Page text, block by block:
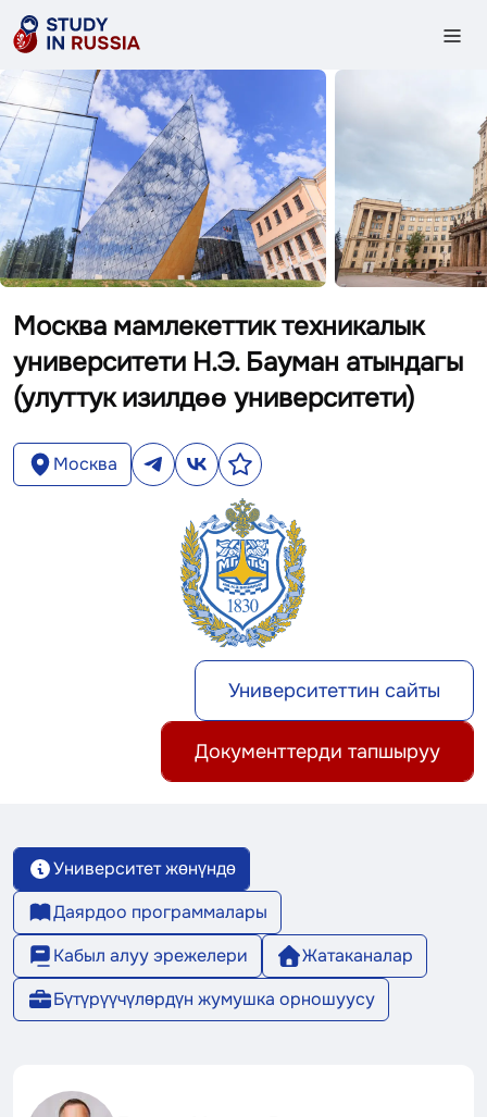
Москва мамлекеттик техникалык
университети Н.Э. Бауман атындагы
(улуттук изилдөө университети)
Москва
Университеттин сайты
Документтерди тапшыруу
Университет жөнүндө
Даярдоо программалары
Кабыл алуу эрежелери
Жатаканалар
Бүтүрүүчүлөрдүн жумушка орношуусу